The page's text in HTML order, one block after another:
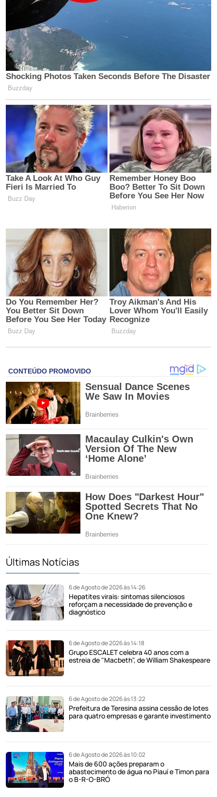
Últimas Notícias
6 de Agosto de 2026 às 14:26
Hepatites virais: sintomas silenciosos
reforçam a necessidade de prevenção e
diagnóstico
6 de Agosto de 2026 às 14:18
Grupo ESCALET celebra 40 anos com a
estreia de "Macbeth", de William Shakespeare
6 de Agosto de 2026 às 13:22
Prefeitura de Teresina assina cessão de lotes
para quatro empresas e garante investimento
6 de Agosto de 2026 às 10:02
Mais de 600 ações preparam o
abastecimento de água no Piauí e Timon para
o B-R-O-BRÓ